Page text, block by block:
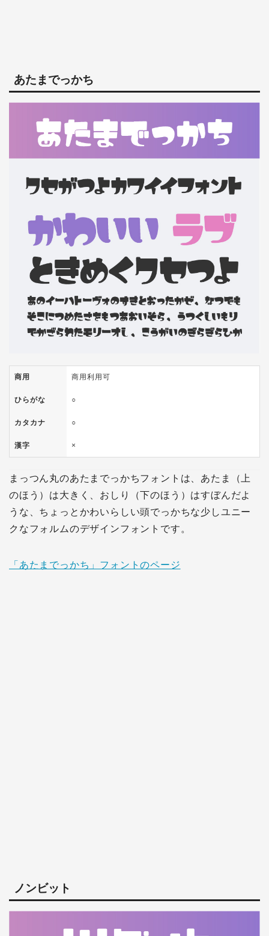
あたまでっかち
商用 商用利用可
ひらがな ○
カタカナ ○
漢字 ×
まっつん丸のあたまでっかちフォントは、あたま（上
のほう）は大きく、おしり（下のほう）はすぼんだよ
うな、ちょっとかわいらしい頭でっかちな少しユニー
クなフォルムのデザインフォントです。
「あたまでっかち」フォントのページ
ノンビット